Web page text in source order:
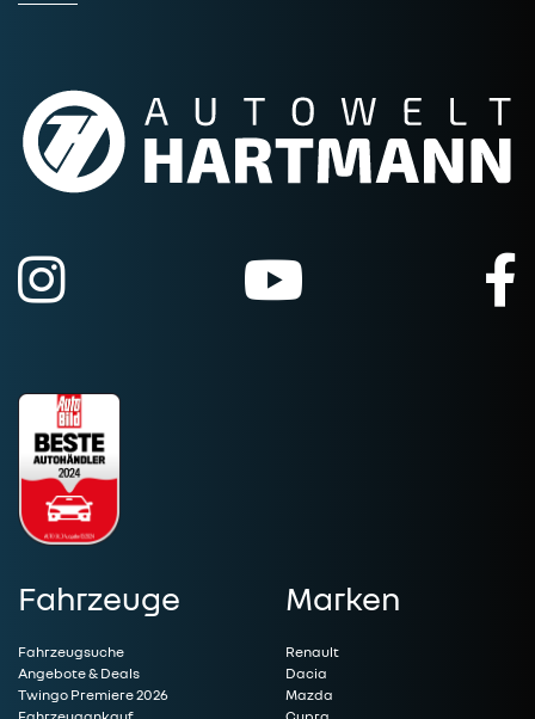
Fahrzeuge
Fahrzeugsuche
Angebote & Deals
Twingo Premiere 2026
Marken
Renault
Dacia
Mazda